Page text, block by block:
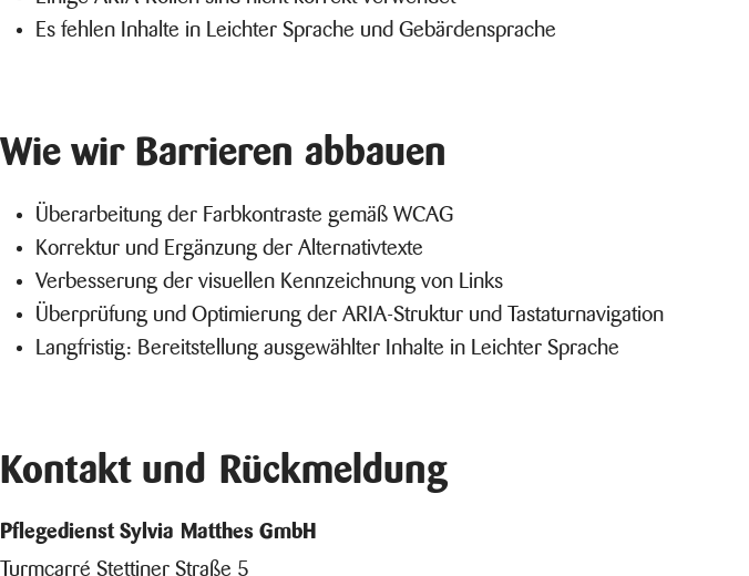
Es fehlen Inhalte in Leichter Sprache und Gebärdensprache
Wie wir Barrieren abbauen
Überarbeitung der Farbkontraste gemäß WCAG
Korrektur und Ergänzung der Alternativtexte
Verbesserung der visuellen Kennzeichnung von Links
Überprüfung und Optimierung der ARIA-Struktur und Tastaturnavigation
Langfristig: Bereitstellung ausgewählter Inhalte in Leichter Sprache
Kontakt und Rückmeldung
Pflegedienst Sylvia Matthes GmbH
Turmcarré Stettiner Straße 5